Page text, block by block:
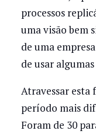
processos
uma visão bem
de uma
de usar
Atravessar esta
período mais
Foram de 30